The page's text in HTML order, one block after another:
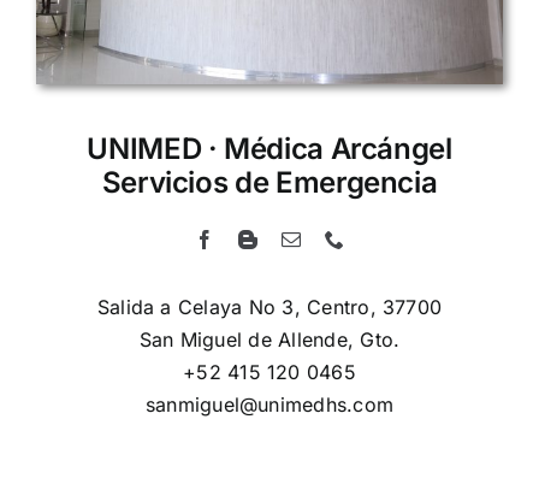
UNIMED · Médica Arcángel
Servicios de Emergencia
Salida a Celaya No 3, Centro, 37700
San Miguel de Allende, Gto.
+52 415 120 0465
sanmiguel@unimedhs.com